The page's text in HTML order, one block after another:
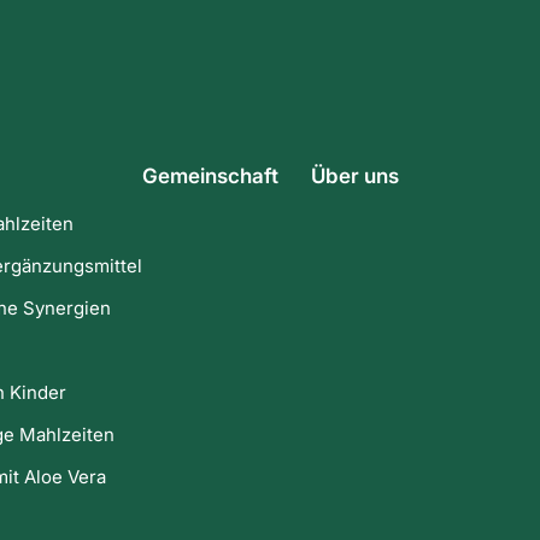
Synergien
Kinder
Mahlzeiten
Aloe Vera
Gemeinschaft Über uns